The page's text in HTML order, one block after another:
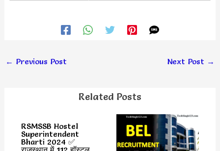
← Previous Post Next Post →
Related Posts
RSMSSB Hostel
Superintendent
Bharti 2024 ✅